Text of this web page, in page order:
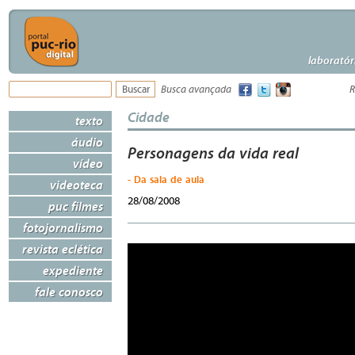
Busca avançada
texto
áudio
vídeo
videoteca
puc filmes
fotojornalismo
revista eclética
expediente
fale conosco
Cidade
Personagens da vida real
- Da sala de aula
28/08/2008